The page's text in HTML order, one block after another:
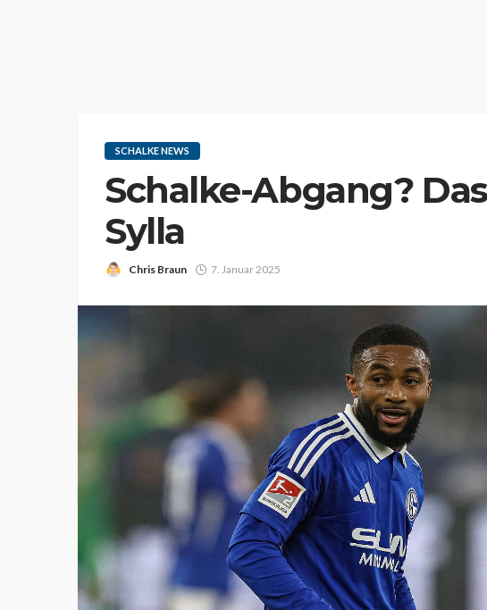
SCHALKE NEWS
Schalke-Abgang?
Sylla
Chris Braun 7. Januar 2025